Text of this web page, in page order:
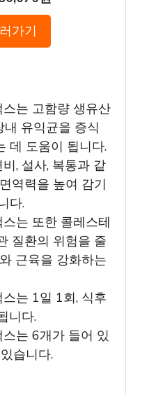
가기
는 고함량 생유산
유익균을 증식
데 도움이 됩니다.
, 설사, 복통과 같
역력을 높여 감기
다.
는 또한 콜레스테
질환의 위험을 줄
근육을 강화하는
는 1일 1회, 식후
니다.
는 6개가 들어 있
습니다.